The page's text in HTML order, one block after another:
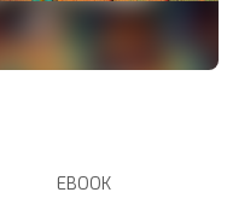
EBOOK